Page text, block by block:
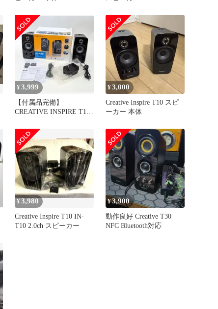
¥3,999
【付属品完備】
CREATIVE INSPIRE T10
¥3,000
Creative Inspire T10 スピ
ーカー 本体
¥3,980
Creative Inspire T10 IN-
T10 2.0ch スピーカー
¥3,900
動作良好 Creative T30
NFC Bluetooth対応